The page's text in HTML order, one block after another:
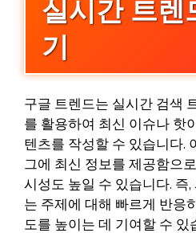
실시간 트렌
기
구글 트렌드는 실시간 검색
를 활용하여 최신 이슈나 핫
텐츠를 작성할 수 있습니다.
그에 최신 정보를 제공함으
시성도 높일 수 있습니다. 즉
는 주제에 대해 빠르게 반응
도를 높이는 데 기여할 수 있